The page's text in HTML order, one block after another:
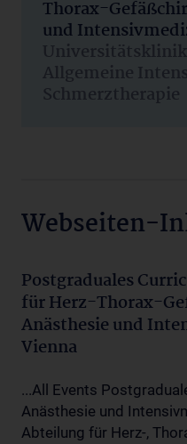
Thorax-
und
Allgemeine
Schmerztherapie
Webseiten-
Postgraduales
für Herz-Thorax-
Anästhesie und
Vienna
...All Events
Anästhesie und
Abteilung für Herz-,